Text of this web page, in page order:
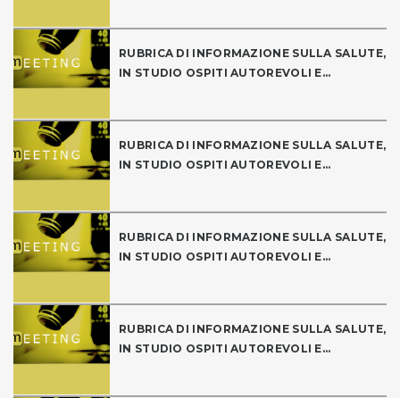
RUBRICA DI INFORMAZIONE SULLA SALUTE,
IN STUDIO OSPITI AUTOREVOLI E...
RUBRICA DI INFORMAZIONE SULLA SALUTE,
IN STUDIO OSPITI AUTOREVOLI E...
RUBRICA DI INFORMAZIONE SULLA SALUTE,
IN STUDIO OSPITI AUTOREVOLI E...
RUBRICA DI INFORMAZIONE SULLA SALUTE,
IN STUDIO OSPITI AUTOREVOLI E...